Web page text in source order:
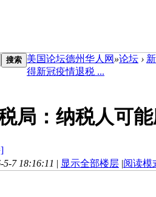
搜索 美国论坛德州华人网 »论坛 ›
得新冠疫情退税 ...
局：纳税人可
7 18:16:11 | 显示全部楼层 |阅读模